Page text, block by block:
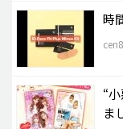
時
“
ま